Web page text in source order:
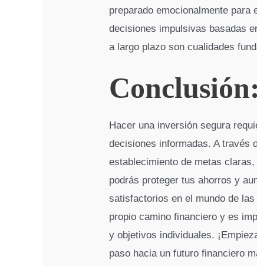
preparado emocionalmente
decisiones impulsivas basadas
a largo plazo son cualidades
Conclusión:
Hacer una inversión segura
decisiones informadas. A través
establecimiento de metas
podrás proteger tus ahorros y
satisfactorios en el mundo de
propio camino financiero y es
y objetivos individuales.
paso hacia un futuro financiero